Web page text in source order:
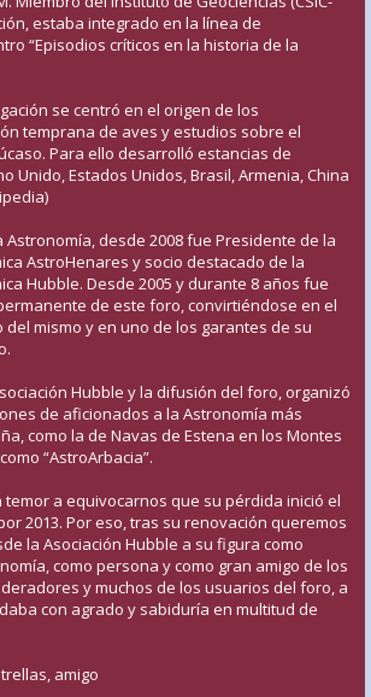
estaba integrado en la línea de
“Episodios críticos en la historia de la
se centró en el origen de los
temprana de aves y estudios sobre el
Para ello desarrolló estancias de
Unido, Estados Unidos, Brasil, Armenia, China
Astronomía, desde 2008 fue Presidente de la
AstroHenares y socio destacado de la
Hubble. Desde 2005 y durante 8 años fue
de este foro, convirtiéndose en el
mismo y en uno de los garantes de su
Hubble y la difusión del foro, organizó
de aficionados a la Astronomía más
como la de Navas de Estena en los Montes
“AstroArbacia”.
a equivocarnos que su pérdida inició el
2013. Por eso, tras su renovación queremos
la Asociación Hubble a su figura como
como persona y como gran amigo de los
y muchos de los usuarios del foro, a
con agrado y sabiduría en multitud de
amigo